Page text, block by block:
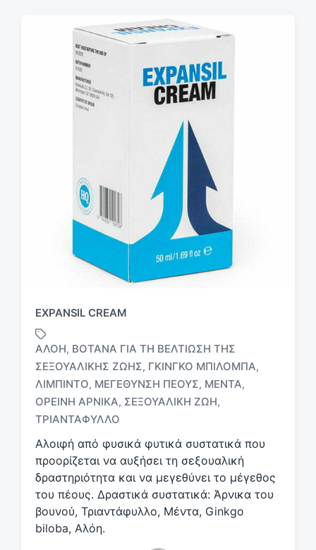
EXPANSIL CREAM
Μ
ε
ε
ι
κ
έ
α
ΑΛΟΉ, ΒΌΤΑΝΑ ΓΙΑ ΤΗ ΒΕΛΤΊΩΣΗ ΤΗΣ
ΣΕΞΟΥΑΛΙΚΉΣ ΖΩΉΣ, ΓΚΊΝΓΚΟ ΜΠΙΛΌΜΠΑ,
ΛΙΜΠΊΝΤΟ, ΜΕΓΈΘΥΝΣΗ ΠΈΟΥΣ, ΜΈΝΤΑ,
ΟΡΕΙΝΉ ΆΡΝΙΚΑ, ΣΕΞΟΥΑΛΙΚΉ ΖΩΉ,
ΤΡΙΑΝΤΆΦΥΛΛΟ
Αλοιφή από φυσικά φυτικά συστατικά που
προορίζεται να αυξήσει τη σεξουαλική
δραστηριότητα και να μεγεθύνει το μέγεθος
του πέους. Δραστικά συστατικά: Άρνικα του
βουνού, Τριαντάφυλλο, Μέντα, Ginkgo
biloba, Αλόη.